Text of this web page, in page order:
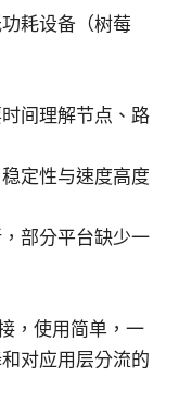
耗设备（树莓
间理解节点、路
定性与速度高度
部分平台缺少一
，使用简单，一
对应用层分流的